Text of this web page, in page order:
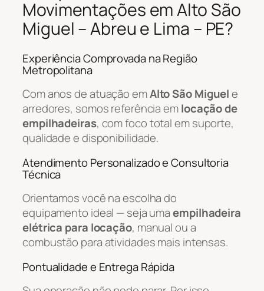
Movimentações em Alto São
Miguel – Abreu e Lima – PE?
Experiência Comprovada na Região
Metropolitana
Com anos de atuação emAlto São Miguele
arredores, somos referência emlocação de
empilhadeiras, com foco total em suporte,
qualidade e disponibilidade.
Atendimento Personalizado e Consultoria
Técnica
Orientamos você na escolha do
equipamento ideal — seja umaempilhadeira
elétrica para locação, manual ou a
combustão para atividades mais intensas.
Pontualidade e Entrega Rápida